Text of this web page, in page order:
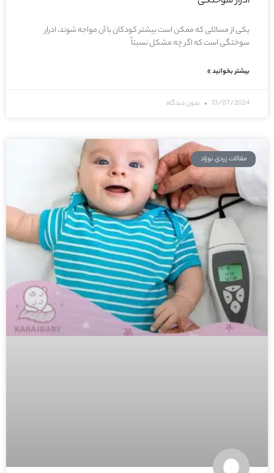
یکی از مسائلی که ممکن است بیشتر کودکان با آن مواجه شوند، ادرار
سوختگی است که اگر چه مشکل نسبتاً
بیشتر بخوانید »
13/07/2024 بدون دیدگاه
مقالات زردی نوزاد